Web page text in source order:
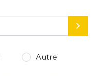
Autre